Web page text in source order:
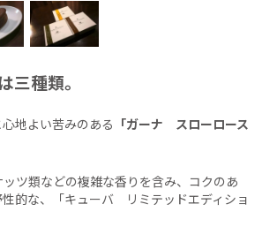
三種類。
地よい苦みのある 「ガーナ スローロース
ツ類などの複雑な香りを含み、コクのあ
性的な、「キューバ リミテッドエディショ